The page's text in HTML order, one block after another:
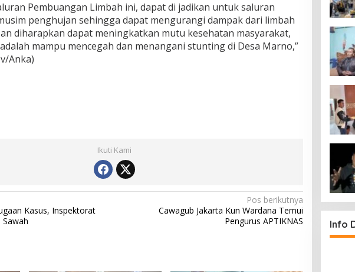
Pembuangan Limbah ini, dapat di jadikan untuk saluran
penghujan sehingga dapat mengurangi dampak dari limbah
diharapkan dapat meningkatkan mutu kesehatan masyarakat,
mampu mencegah dan menangani stunting di Desa Marno,”
Anka)
Ikuti Kami
Kasus, Inspektorat
Pos berikutnya
Cawagub Jakarta Kun Wardana Temui
Pengurus APTIKNAS
Info